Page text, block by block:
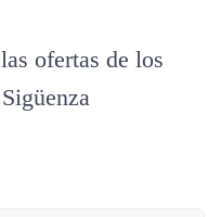
ofertas de los